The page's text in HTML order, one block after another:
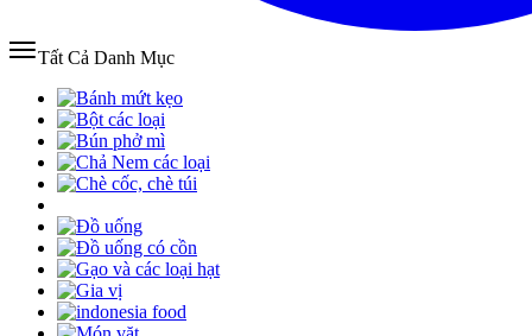
Tất Cả Danh Mục